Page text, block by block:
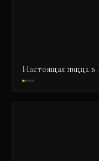
Настоящая пицца в